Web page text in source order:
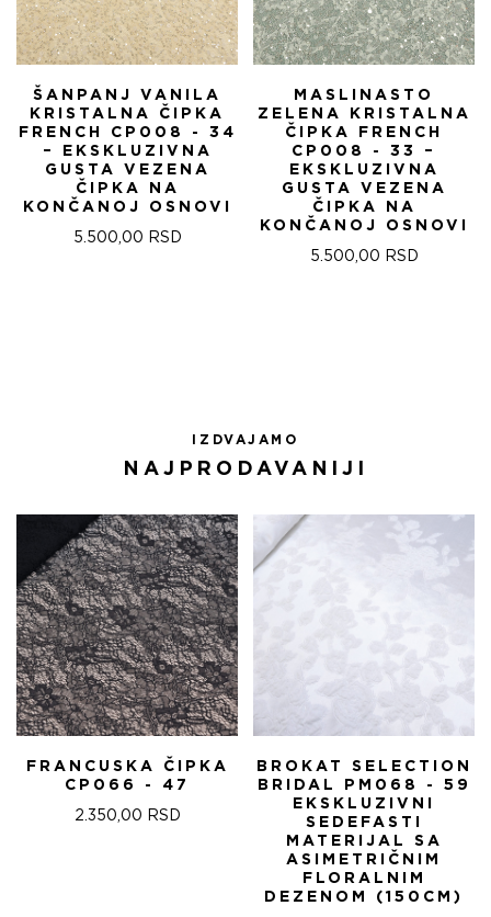
ŠANPANJ VANILA
KRISTALNA ČIPKA
FRENCH CP008 - 34
– EKSKLUZIVNA
GUSTA VEZENA
ČIPKA NA
KONČANOJ OSNOVI
5.500,00 RSD
MASLINASTO
ZELENA KRISTALNA
ČIPKA FRENCH
CP008 - 33 –
EKSKLUZIVNA
GUSTA VEZENA
ČIPKA NA
KONČANOJ OSNOVI
5.500,00 RSD
IZDVAJAMO
NAJPRODAVANIJI
FRANCUSKA ČIPKA
CP066 - 47
2.350,00 RSD
BROKAT SELECTION
BRIDAL PM068 - 59
EKSKLUZIVNI
SEDEFASTI
MATERIJAL SA
ASIMETRIČNIM
FLORALNIM
DEZENOM (150CM)